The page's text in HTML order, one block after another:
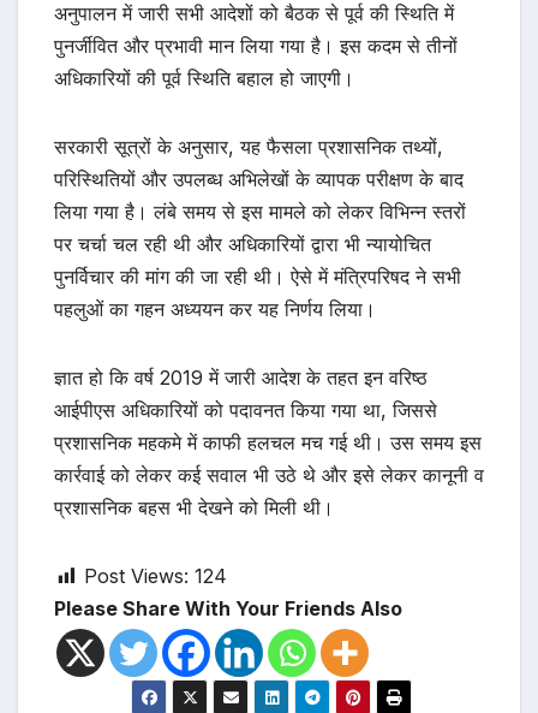
अनुपालन में जारी सभी आदेशों को बैठक से पूर्व की स्थिति में
पुनर्जीवित और प्रभावी मान लिया गया है। इस कदम से तीनों
अधिकारियों की पूर्व स्थिति बहाल हो जाएगी।
सरकारी सूत्रों के अनुसार, यह फैसला प्रशासनिक तथ्यों,
परिस्थितियों और उपलब्ध अभिलेखों के व्यापक परीक्षण के बाद
लिया गया है। लंबे समय से इस मामले को लेकर विभिन्न स्तरों
पर चर्चा चल रही थी और अधिकारियों द्वारा भी न्यायोचित
पुनर्विचार की मांग की जा रही थी। ऐसे में मंत्रिपरिषद ने सभी
पहलुओं का गहन अध्ययन कर यह निर्णय लिया।
ज्ञात हो कि वर्ष 2019 में जारी आदेश के तहत इन वरिष्ठ
आईपीएस अधिकारियों को पदावनत किया गया था, जिससे
प्रशासनिक महकमे में काफी हलचल मच गई थी। उस समय इस
कार्रवाई को लेकर कई सवाल भी उठे थे और इसे लेकर कानूनी व
प्रशासनिक बहस भी देखने को मिली थी।
Post Views: 124
Please Share With Your Friends Also